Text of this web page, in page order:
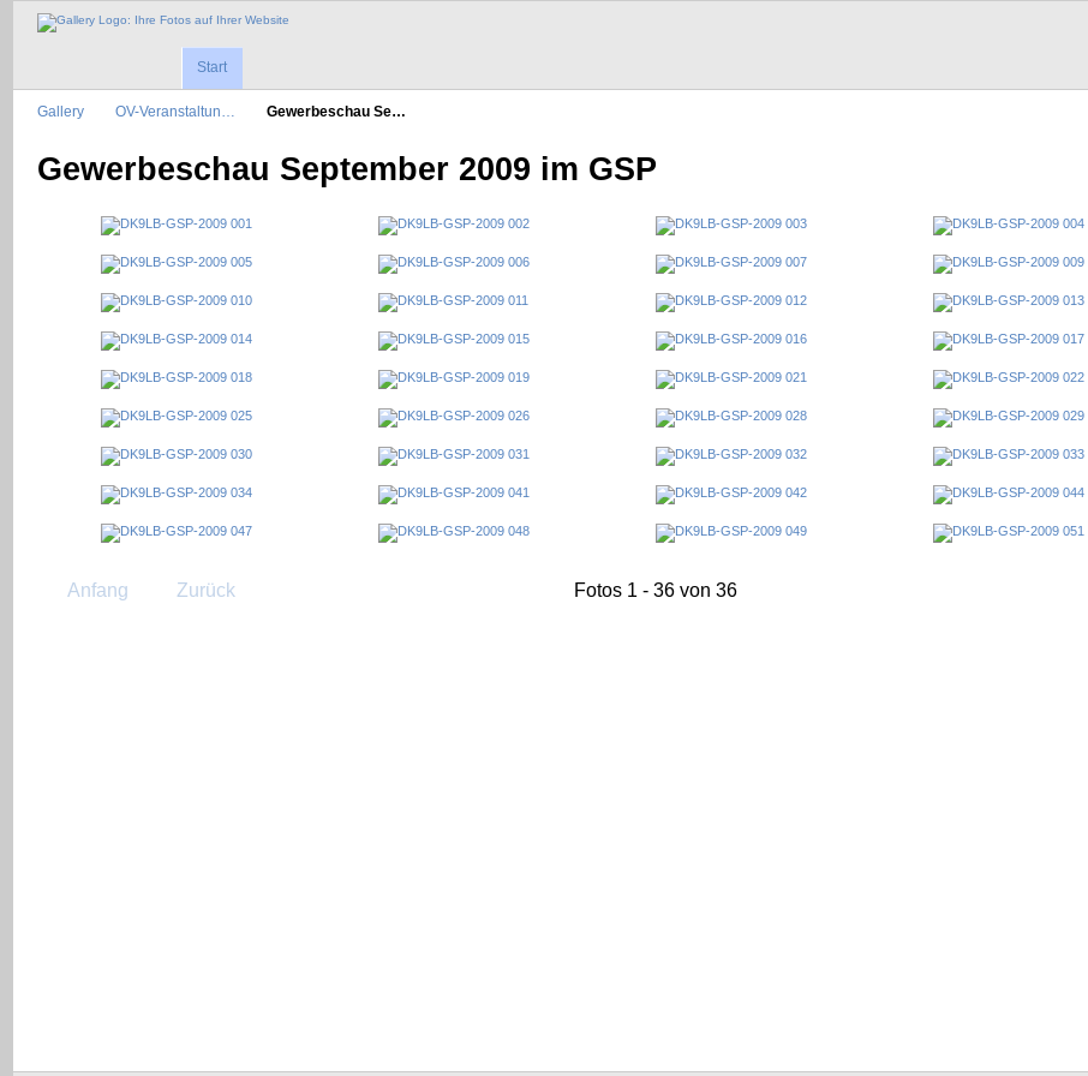
Start
Gallery OV-Veranstaltun… Gewerbeschau Se…
Gewerbeschau September 2009 im GSP
Anfang Zurück Fotos 1 - 36 von 36